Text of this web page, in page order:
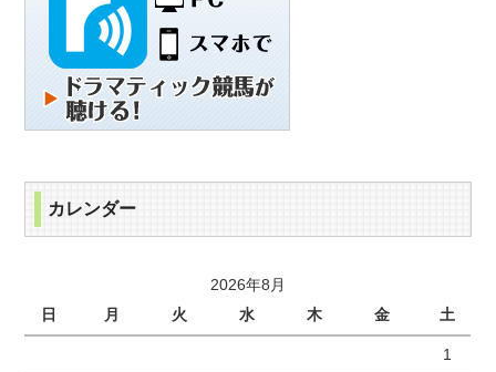
カレンダー
2026年8月
日
月 火 水 木 金 土
1